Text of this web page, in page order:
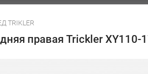
TRIKLER
правая Trickler XY110-